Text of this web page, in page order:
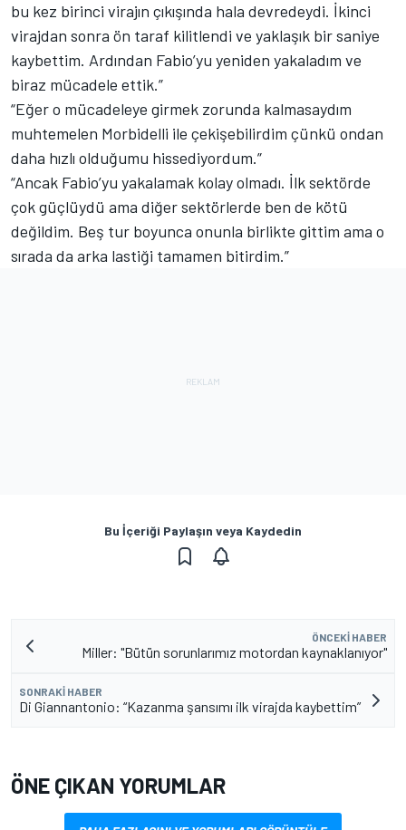
bu kez birinci virajın çıkışında hala devredeydi. İkinci
virajdan sonra ön taraf kilitlendi ve yaklaşık bir saniye
kaybettim. Ardından Fabio’yu yeniden yakaladım ve
biraz mücadele ettik.”
“Eğer o mücadeleye girmek zorunda kalmasaydım
muhtemelen Morbidelli ile çekişebilirdim çünkü ondan
daha hızlı olduğumu hissediyordum.”
“Ancak Fabio’yu yakalamak kolay olmadı. İlk sektörde
çok güçlüydü ama diğer sektörlerde ben de kötü
değildim. Beş tur boyunca onunla birlikte gittim ama o
sırada da arka lastiği tamamen bitirdim.”
Bu İçeriği Paylaşın veya Kaydedin
ÖNCEKI HABER
Miller: "Bütün sorunlarımız motordan kaynaklanıyor"
SONRAKI HABER
Di Giannantonio: “Kazanma şansımı ilk virajda kaybettim”
ÖNE ÇIKAN YORUMLAR